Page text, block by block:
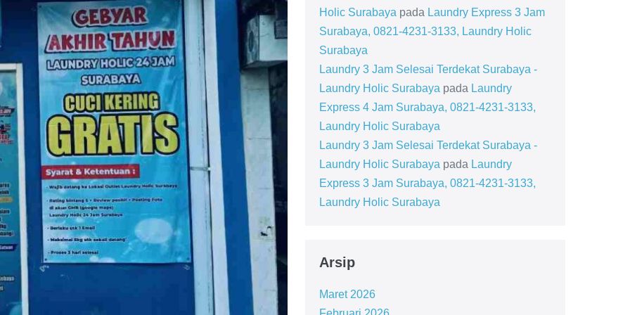
Holic Surabaya pada Laundry Express 3 Jam
Surabaya, 0821-4231-3133, Laundry Holic
Surabaya
Laundry 3 Jam Selesai Terdekat Surabaya -
Laundry Holic Surabaya pada Laundry
Express 4 Jam Surabaya, 0821-4231-3133,
Laundry Holic Surabaya
Laundry 3 Jam Selesai Terdekat Surabaya -
Laundry Holic Surabaya pada Laundry
Express 3 Jam Surabaya, 0821-4231-3133,
Laundry Holic Surabaya
Arsip
Maret 2026